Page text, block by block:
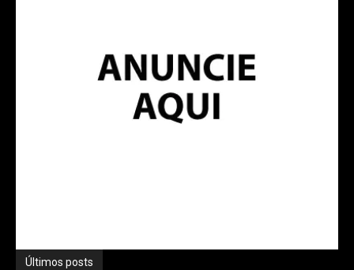
Últimos posts